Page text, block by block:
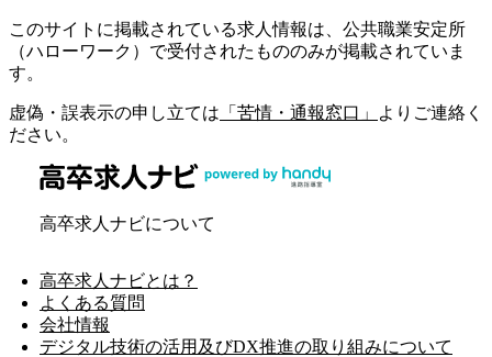
このサイトに掲載されている求人情報は、公共職業安定所
（ハローワーク）で受付されたもののみが掲載されていま
す。
虚偽・誤表示の申し立ては 「苦情・通報窓口」
よりご連絡く
ださい。
高卒求人ナビについて
高卒求人ナビとは？
よくある質問
会社情報
デジタル技術の活用及びDX推進の取り組みについて